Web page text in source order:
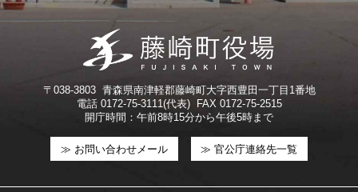
〒038-3803 青森県南津軽郡藤崎町大字西豊田一丁目1番地
電話 0172-75-3111(代表) FAX 0172-75-2515
開庁時間：午前8時15分から午後5時まで
≫ お問い合わせメール ≫ 官公庁連絡先一覧